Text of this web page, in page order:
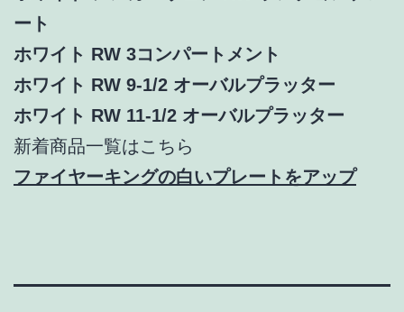
ート
ホワイト RW 3コンパートメント
ホワイト RW 9-1/2 オーバルプラッター
ホワイト RW 11-1/2 オーバルプラッター
新着商品一覧はこちら
ファイヤーキングの白いプレートをアップ